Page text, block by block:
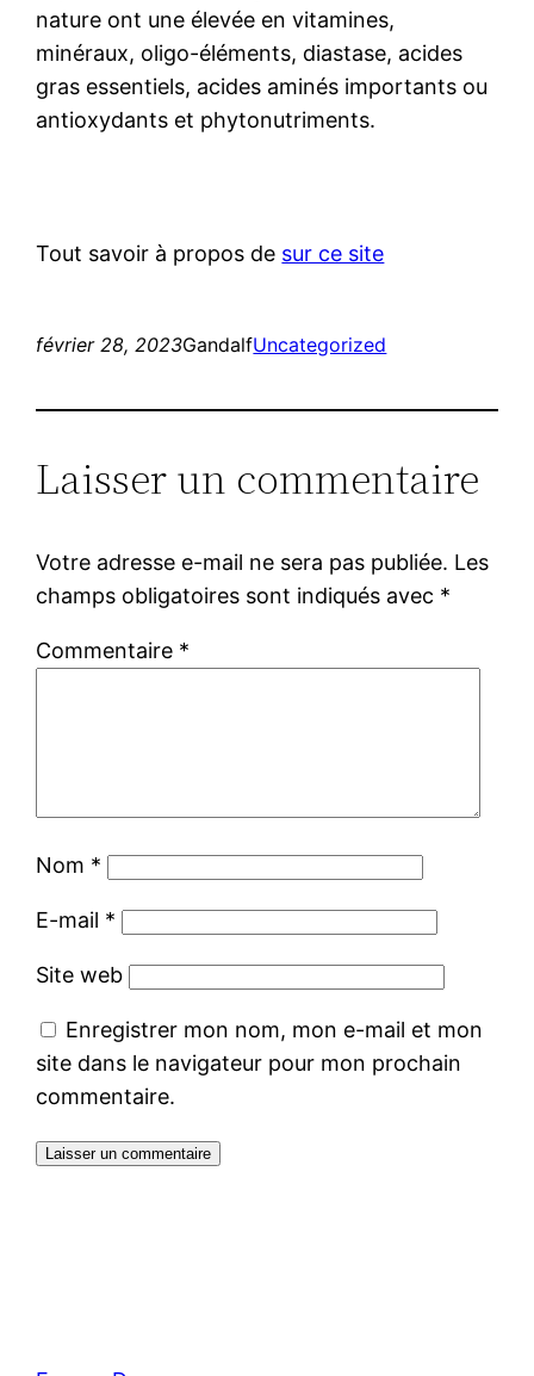
nature ont une élevée en vitamines,
minéraux, oligo-éléments, diastase, acides
gras essentiels, acides aminés importants ou
antioxydants et phytonutriments.
Tout savoir à propos de sur ce site
février 28, 2023GandalfUncategorized
Laisser un commentaire
Votre adresse e-mail ne sera pas publiée. Les
champs obligatoires sont indiqués avec *
Commentaire *
Nom *
E-mail *
Site web
Enregistrer mon nom, mon e-mail et mon
site dans le navigateur pour mon prochain
commentaire.